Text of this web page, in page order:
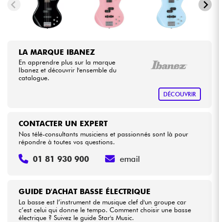
Packs
LA MARQUE IBANEZ
En apprendre plus sur la marque
Ibanez et découvrir l'ensemble du
catalogue.
DÉCOUVRIR
GUIDE D'ACHAT BASSE ÉLECTRIQUE
La basse est l’instrument de musique clef d'un groupe car
c’est celui qui donne le tempo. Comment choisir une basse
électrique ? Suivez le guide Star's Music.
CONTACTER UN EXPERT
Nos télé-consultants musiciens et passionnés sont là pour
répondre à toutes vos questions.
01 81 930 900 email